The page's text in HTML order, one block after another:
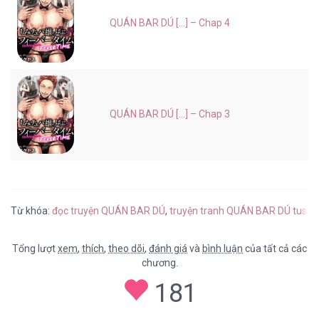
QUÁN BAR DÚ [...] – Chap 4
QUÁN BAR DÚ [...] – Chap 3
Từ khóa: đọc truyện QUÁN BAR DÚ, truyện tranh QUÁN BAR DÚ
Tổng lượtxem, thích, theo dõi, đánh giá và bình luận của tất cả các
chương.
181